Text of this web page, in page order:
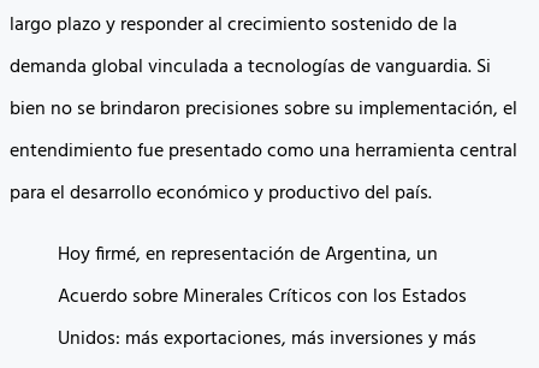
largo plazo y responder al crecimiento sostenido de la
demanda global vinculada a tecnologías de vanguardia. Si
bien no se brindaron precisiones sobre su implementación, el
entendimiento fue presentado como una herramienta central
para el desarrollo económico y productivo del país.
Hoy firmé, en representación de Argentina, un
Acuerdo sobre Minerales Críticos con los Estados
Unidos: más exportaciones, más inversiones y más